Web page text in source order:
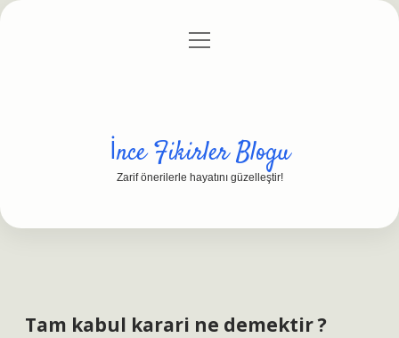
Gizlilik Politikası
menüyü
İnce Fikirler Blogu
Zarif önerilerle hayatını güzelleştir!
Tam kabul karari ne demektir ?